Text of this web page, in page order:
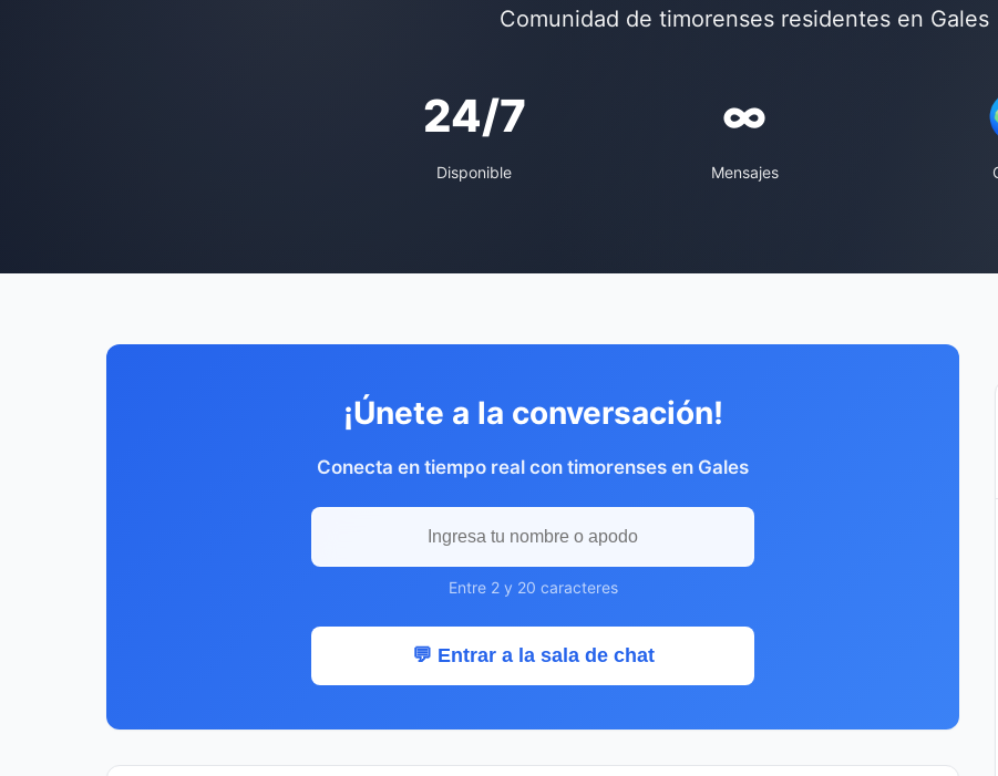
Comunidad de timorenses residentes en Gales
24/7
Disponible
∞
Mensajes
¡Únete a la conversación!
Conecta en tiempo real con timorenses en Gales
Entre 2 y 20 caracteres
💬 Entrar a la sala de chat